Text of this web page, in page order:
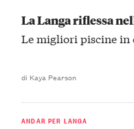
La Langa riflessa
Le migliori piscine in
di Kaya Pearson
ANDAR PER LANGA